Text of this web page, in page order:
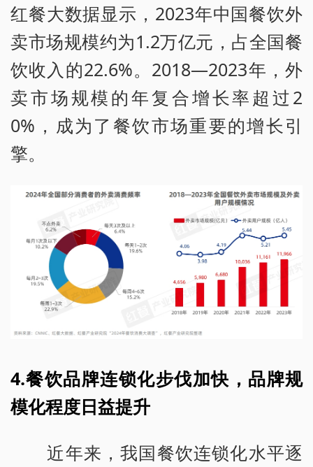
红餐大数据显示，2023年中国餐饮外
卖市场规模约为1.2万亿元，占全国餐
饮收入的22.6%。2018—2023年，外
卖市场规模的年复合增长率超过2
0%，成为了餐饮市场重要的增长引
擎。
4.餐饮品牌连锁化步伐加快，品牌规
模化程度日益提升
近年来，我国餐饮连锁化水平逐